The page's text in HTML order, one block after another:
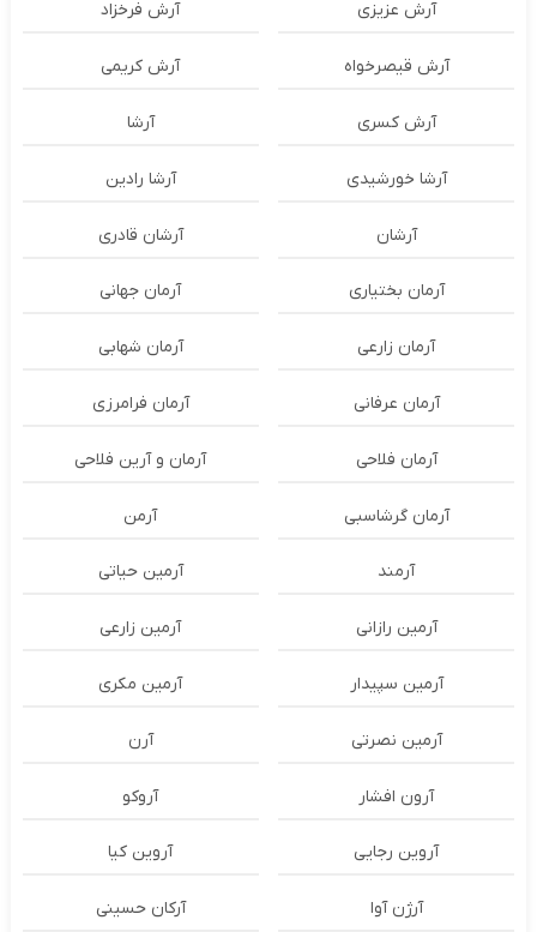
آرش عزیزی آرش فرخزاد
آرش قیصرخواه آرش کریمی
آرش کسری آرشا
آرشا خورشیدی آرشا رادین
آرشان آرشان قادری
آرمان بختیاری آرمان جهانی
آرمان زارعی آرمان شهابی
آرمان عرفانی آرمان فرامرزی
آرمان فلاحی آرمان و آرین فلاحی
آرمان گرشاسبی آرمن
آرمند آرمین حیاتی
آرمین رازانی آرمین زارعی
آرمین سپیدار آرمین مکری
آرمین نصرتی آرن
آرون افشار آروکو
آروین رجایی آروین کیا
آرژن آوا آرکان حسینی